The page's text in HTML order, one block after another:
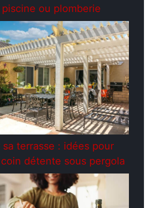
ou plomberie
sa terrasse : idées pour
détente sous pergola